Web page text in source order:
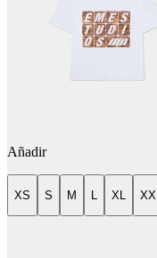
Añadir
XS S M XL XXL